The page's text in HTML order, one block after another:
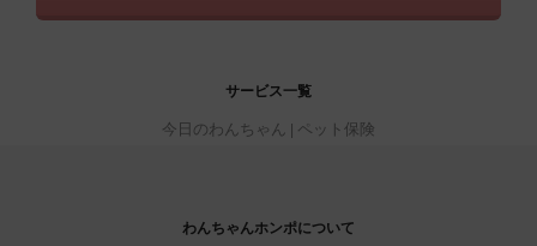
サービス一覧
今日のわんちゃん ペット保険
わんちゃんホンポについて